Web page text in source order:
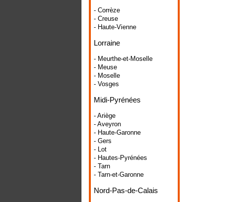
- Corrèze
- Creuse
- Haute-Vienne
Lorraine
- Meurthe-et-Moselle
- Meuse
- Moselle
- Vosges
Midi-Pyrénées
- Ariège
- Aveyron
- Haute-Garonne
- Gers
- Lot
- Hautes-Pyrénées
- Tarn
- Tarn-et-Garonne
Nord-Pas-de-Calais